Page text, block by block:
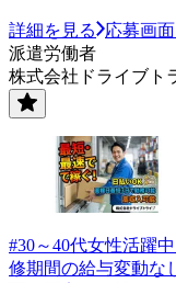
詳細を見る
応募画
派遣労働者
株式会社ドライブト
#30～40代女性活躍
修期間の給与変動な